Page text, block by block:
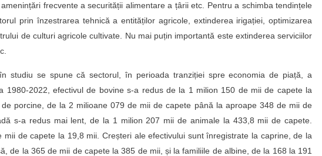
frecvente a securității alimentare a țârii etc. Pentru a schimba tendințele
prin înzestrarea tehnică a entităților agricole, extinderea irigației, optimizarea
de culturi agricole cultivate. Nu mai puțin importantă este extinderea serviciilor
studiu se spune că sectorul, în perioada tranziției spre economia de piață, a
1980-2022, efectivul de bovine s-a redus de la 1 milion 150 de mii de capete la
porcine, de la 2 milioane 079 de mii de capete până la aproape 348 de mii de
s-a redus mai lent, de la 1 milion 207 mii de animale la 433,8 mii de capete.
de capete la 19,8 mii. Creșteri ale efectivului sunt înregistrate la caprine, de la
de la 365 de mii de capete la 385 de mii, și la familiile de albine, de la 168 la 191